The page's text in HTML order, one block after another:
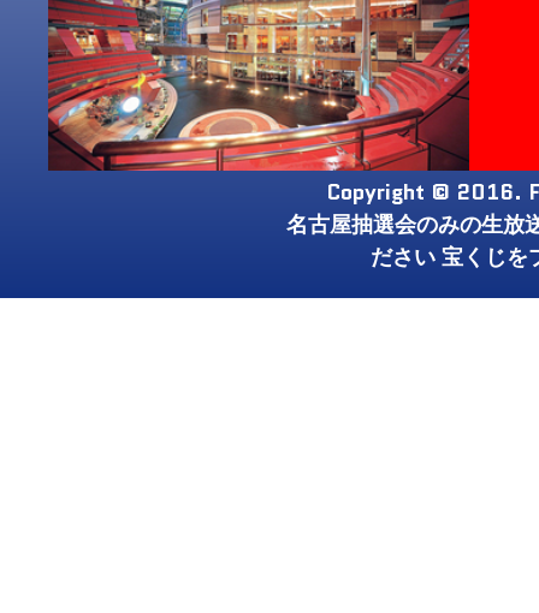
Copyright © 2016.
名古屋抽選会のみの生放
ださい 宝くじを